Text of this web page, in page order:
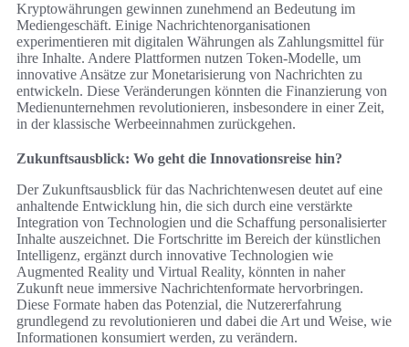
Kryptowährungen gewinnen zunehmend an Bedeutung im
Mediengeschäft. Einige Nachrichtenorganisationen
experimentieren mit digitalen Währungen als Zahlungsmittel für
ihre Inhalte. Andere Plattformen nutzen Token-Modelle, um
innovative Ansätze zur Monetarisierung von Nachrichten zu
entwickeln. Diese Veränderungen könnten die Finanzierung von
Medienunternehmen revolutionieren, insbesondere in einer Zeit,
in der klassische Werbeeinnahmen zurückgehen.
Zukunftsausblick: Wo geht die Innovationsreise hin?
Der Zukunftsausblick für das Nachrichtenwesen deutet auf eine
anhaltende Entwicklung hin, die sich durch eine verstärkte
Integration von Technologien und die Schaffung personalisierter
Inhalte auszeichnet. Die Fortschritte im Bereich der künstlichen
Intelligenz, ergänzt durch innovative Technologien wie
Augmented Reality und Virtual Reality, könnten in naher
Zukunft neue immersive Nachrichtenformate hervorbringen.
Diese Formate haben das Potenzial, die Nutzererfahrung
grundlegend zu revolutionieren und dabei die Art und Weise, wie
Informationen konsumiert werden, zu verändern.